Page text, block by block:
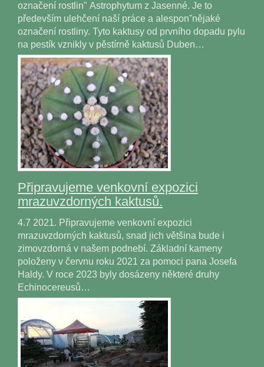
označení rostlin" Astrophytum z Jasenné. Je to
především ulehčení naší práce a alesponˇnějaké
označení rostliny. Tyto kaktusy od prvního dopadu pylu
na pestík vznikly v pěstírně kaktusů Duben…
Připravujeme venkovní expozici
mrazuvzdorných kaktusů.
4.7 2021. Připravujeme venkovní expozici
mrazuvzdorných kaktusů, snad jich většina bude i
zimovzdorná v našem podnebí. Základní kameny
položeny v červnu roku 2021 za pomoci pana Josefa
Haldy. V roce 2023 byly dosázeny některé druhy
Echinocereusů…